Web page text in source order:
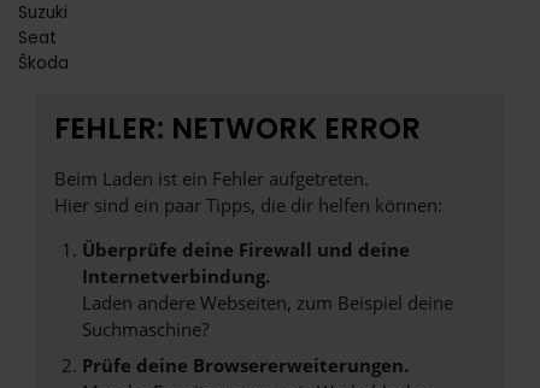
Suzuki
Seat
Škoda
FEHLER: NETWORK ERROR
Beim Laden ist ein Fehler aufgetreten.
Hier sind ein paar Tipps, die dir helfen können:
Überprüfe deine Firewall und deine
Internetverbindung.
Laden andere Webseiten, zum Beispiel deine
Suchmaschine?
Prüfe deine Browsererweiterungen.